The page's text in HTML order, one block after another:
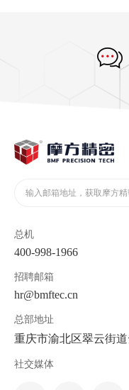
总机
400-998-1966
招聘邮箱
hr@bmftec.cn
总部地址
重庆市渝北区翠云街
社交媒体